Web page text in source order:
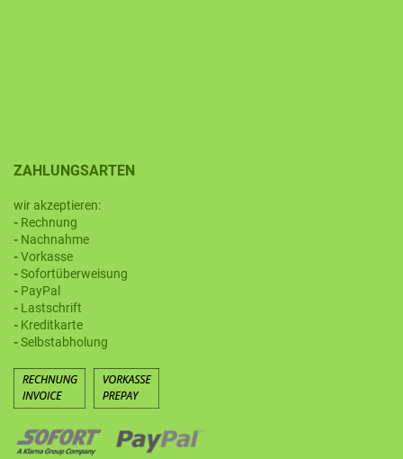
ZAHLUNGSARTEN
wir akzeptieren:
- Rechnung
- Nachnahme
-Vorkasse
-Sofortüberweisung
- PayPal
- Lastschrift
- Kreditkarte
-Selbstabholung